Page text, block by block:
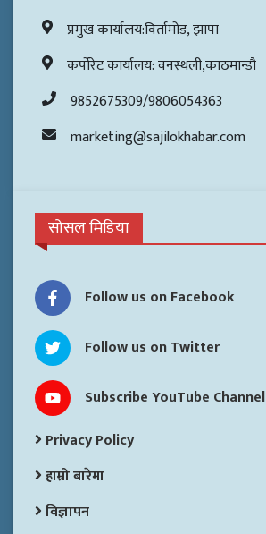
प्रमुख कार्यालय:विर्तामोड, झापा
कर्पोरेट कार्यालय: वनस्थली,काठमान्डौ
9852675309/9806054363
marketing@sajilokhabar.com
सोसल मिडिया
Follow us on Facebook
Follow us on Twitter
Subscribe YouTube Channel
Privacy Policy
हाम्रो बारेमा
विज्ञापन